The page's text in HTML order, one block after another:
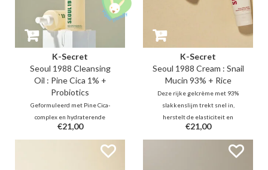
K-Secret
Seoul 1988 Cleansing
Oil : Pine Cica 1% +
Probiotics
Geformuleerd met Pine Cica-
complex en hydraterende
probiotica: deze reinigingsolie
kalmeert de (acne-)gevoelige
huid en herstelt tegelijkertijd de
€21,00
K-Secret
Seoul 1988 Cream : Snail
Mucin 93% + Rice
Deze rijke gelcrème met 93%
slakkenslijm trekt snel in,
herstelt de elasticiteit en
verbetert het volume. Samen met
rijstextract kalmeert en
verheldert het de teint, terwijl
€21,00